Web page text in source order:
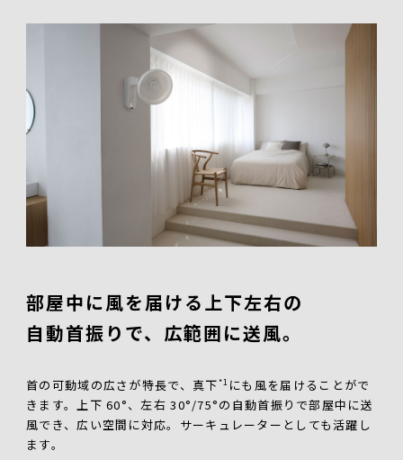
部屋中に風を届ける上下左右の
自動首振りで、広範囲に送風。
首の可動域の広さが特長で、真下*1 にも風を届けることがで
きます。上下 60°、左右 30°/75°の自動首振りで部屋中に送
風でき、広い空間に対応。サーキュレーターとしても活躍し
ます。